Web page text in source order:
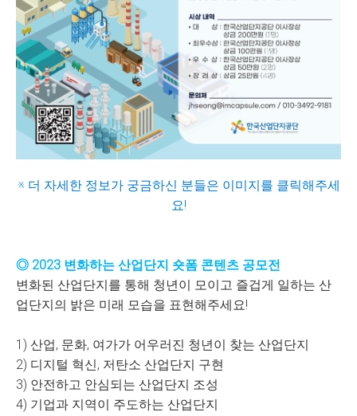
※ 더 자세한 정보가 궁금하신 분들은 이미지를 클릭해주세
요!
◎ 2023 변화하는 산업단지 숏폼 콘텐츠 공모전
변화된 산업단지를 통해 청년이 모이고 즐겁게 일하는 산
업단지의 밝은 미래 모습을 표현해주세요!
1) 산업, 문화, 여가가 어우러진 청년이 찾는 산업단지
2) 디지털 혁신, 저탄소 산업단지 구현
3) 안전하고 안심되는 산업단지 조성
4) 기업과 지역이 주도하는 산업단지